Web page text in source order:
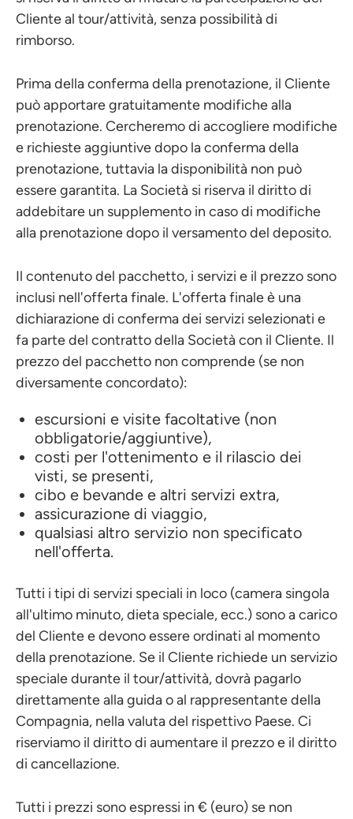
Cliente al tour/attività, senza possibilità di
rimborso.
Prima della conferma della prenotazione, il Cliente
può apportare gratuitamente modifiche alla
prenotazione. Cercheremo di accogliere modifiche
e richieste aggiuntive dopo la conferma della
prenotazione, tuttavia la disponibilità non può
essere garantita. La Società si riserva il diritto di
addebitare un supplemento in caso di modifiche
alla prenotazione dopo il versamento del deposito.
Il contenuto del pacchetto, i servizi e il prezzo sono
inclusi nell'offerta finale. L'offerta finale è una
dichiarazione di conferma dei servizi selezionati e
fa parte del contratto della Società con il Cliente. Il
prezzo del pacchetto non comprende (se non
diversamente concordato):
escursioni e visite facoltative (non
obbligatorie/aggiuntive),
costi per l'ottenimento e il rilascio dei
visti, se presenti,
cibo e bevande e altri servizi extra,
assicurazione di viaggio,
qualsiasi altro servizio non specificato
nell'offerta.
Tutti i tipi di servizi speciali in loco (camera singola
all'ultimo minuto, dieta speciale, ecc.) sono a carico
del Cliente e devono essere ordinati al momento
della prenotazione. Se il Cliente richiede un servizio
speciale durante il tour/attività, dovrà pagarlo
direttamente alla guida o al rappresentante della
Compagnia, nella valuta del rispettivo Paese. Ci
riserviamo il diritto di aumentare il prezzo e il diritto
di cancellazione.
Tutti i prezzi sono espressi in € (euro) se non